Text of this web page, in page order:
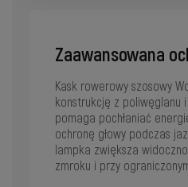
Zaawansowana
Kask rowerowy szosowy
konstrukcję z poliwęglanu
pomaga pochłaniać
ochronę głowy podczas
lampka zwiększa
zmroku i przy